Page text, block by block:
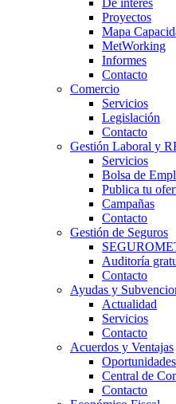
De interés
Proyectos
Mapa
MetWorking
Informes
Contacto
Comercio
Servicios
Legislación
Contacto
Gestión Laboral y
Servicios
Bolsa de
Publica tu
Campañas
Contacto
Gestión de Seguros
Auditoría
Contacto
Ayudas y
Actualidad
Servicios
Contacto
Acuerdos y Ventajas
Oportunidades
Central de
Contacto